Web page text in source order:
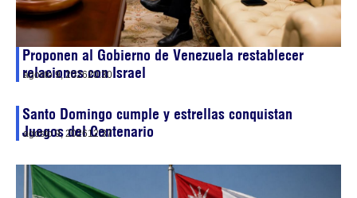
Proponen al Gobierno de Venezuela restablecer
relaciones con Israel
agosto 9, 202620:30
Santo Domingo cumple y estrellas conquistan
Juegos del Centenario
agosto 9, 202612:37